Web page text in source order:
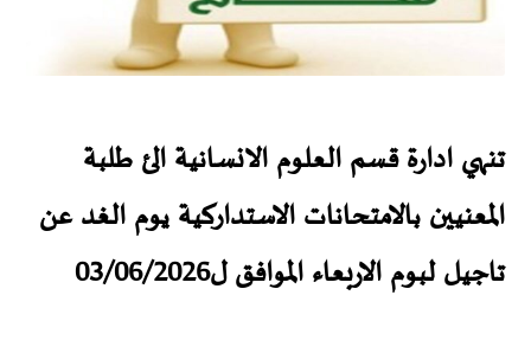
تنهي ادارة قسم العلوم الانسانية الئ طلبة
المعنيين بالامتحانات الاستداركية يوم الغد عن
تاجيل لبوم الاربعاء الموافق ل03/06/2026